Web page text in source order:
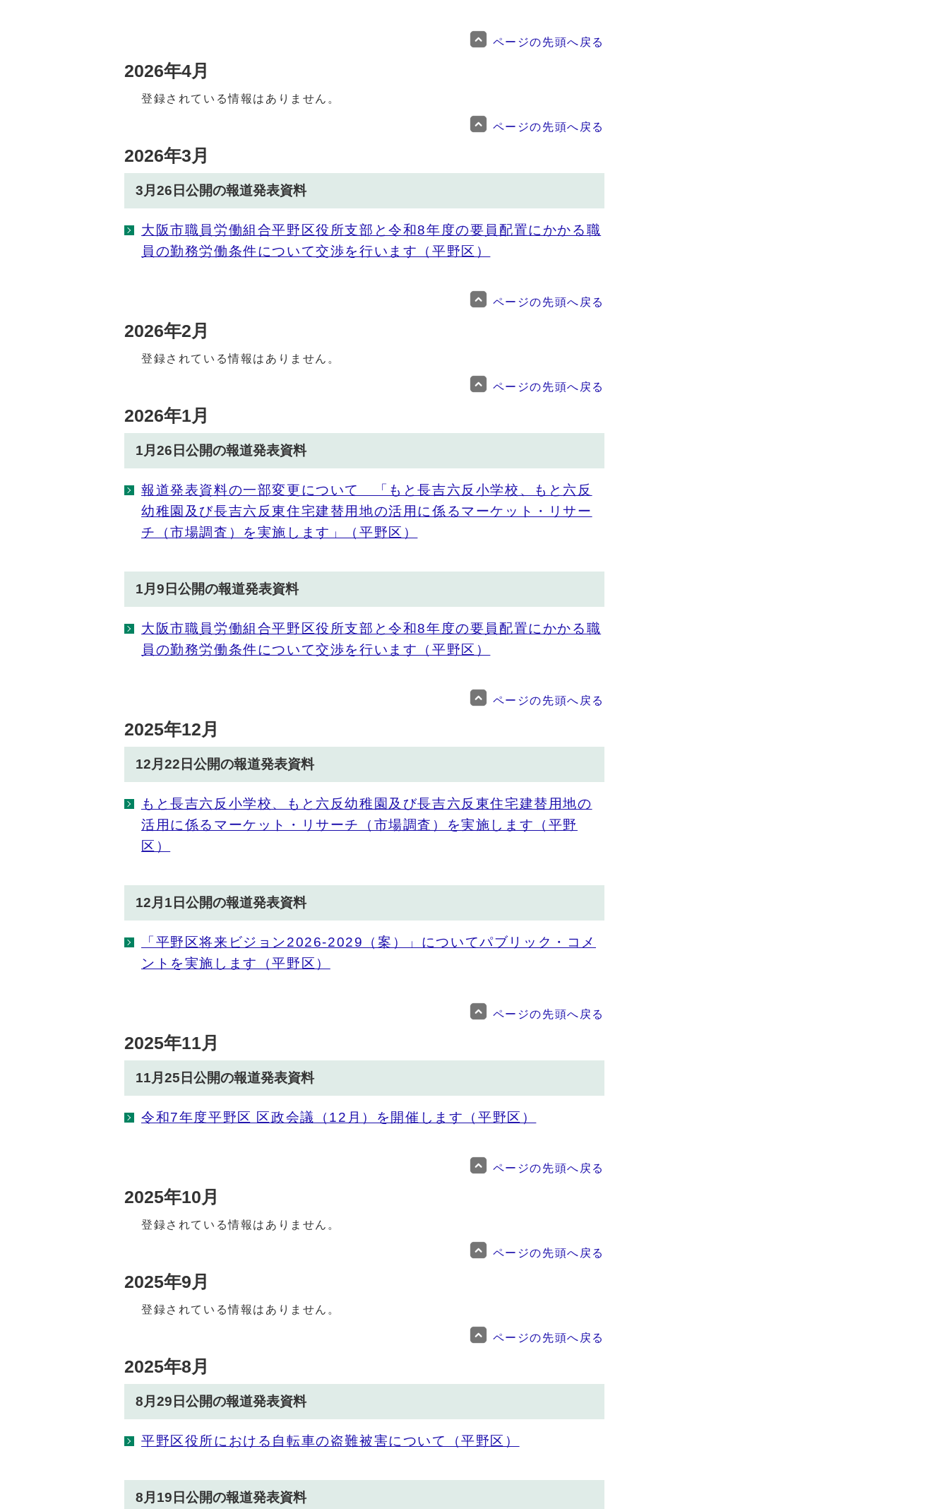
ページの先頭へ戻る
2026年4月
登録されている情報はありません。
ページの先頭へ戻る
2026年3月
3月26日公開の報道発表資料
大阪市職員労働組合平野区役所支部と令和8年度の要員配置にかかる職
員の勤務労働条件について交渉を行います（平野区）
ページの先頭へ戻る
2026年2月
登録されている情報はありません。
ページの先頭へ戻る
2026年1月
1月26日公開の報道発表資料
報道発表資料の一部変更について 「もと長吉六反小学校、もと六反
幼稚園及び長吉六反東住宅建替用地の活用に係るマーケット・リサー
チ（市場調査）を実施します」（平野区）
1月9日公開の報道発表資料
大阪市職員労働組合平野区役所支部と令和8年度の要員配置にかかる職
員の勤務労働条件について交渉を行います（平野区）
ページの先頭へ戻る
2025年12月
12月22日公開の報道発表資料
もと長吉六反小学校、もと六反幼稚園及び長吉六反東住宅建替用地の
活用に係るマーケット・リサーチ（市場調査）を実施します（平野
区）
12月1日公開の報道発表資料
「平野区将来ビジョン2026-2029（案）」についてパブリック・コメ
ントを実施します（平野区）
ページの先頭へ戻る
2025年11月
11月25日公開の報道発表資料
令和7年度平野区 区政会議（12月）を開催します（平野区）
ページの先頭へ戻る
2025年10月
登録されている情報はありません。
ページの先頭へ戻る
2025年9月
登録されている情報はありません。
ページの先頭へ戻る
2025年8月
8月29日公開の報道発表資料
平野区役所における自転車の盗難被害について（平野区）
8月19日公開の報道発表資料